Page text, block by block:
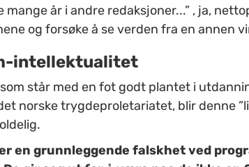
mange år i andre redaksjoner...” , ja,
og forsøke å se verden fra en annen
intellektualitet
står med en fot godt plantet i
norske trygdeproletariatet, blir denne
en grunnleggende falskhet ved